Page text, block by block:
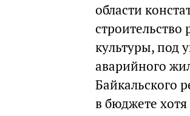
области
культуры, под
аварийного
Байкальского
в бюджете